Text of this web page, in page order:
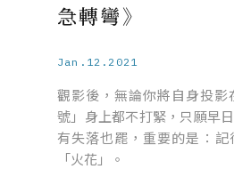
急轉彎》
Jan.12.2021
觀影後，無論你將自身投影
號」身上都不打緊，只願早
有失落也罷，重要的是：
「火花」。